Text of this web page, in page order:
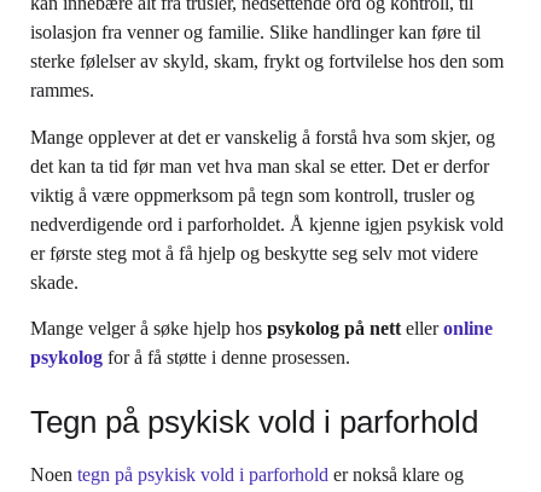
isolasjon fra venner og familie. Slike handlinger kan føre til
sterke følelser av skyld, skam, frykt og fortvilelse hos den som
rammes.
Mange opplever at det er vanskelig å forstå hva som skjer, og
det kan ta tid før man vet hva man skal se etter. Det er derfor
viktig å være oppmerksom på tegn som kontroll, trusler og
nedverdigende ord i parforholdet. Å kjenne igjen psykisk vold
er første steg mot å få hjelp og beskytte seg selv mot videre
skade.
Mange velger å søke hjelp hos psykolog på nett eller online
psykolog for å få støtte i denne prosessen.
Tegn på psykisk vold i parforhold
Noen tegn på psykisk vold i parforhold er nokså klare og